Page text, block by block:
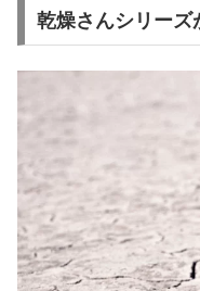
乾燥さんシリーズ